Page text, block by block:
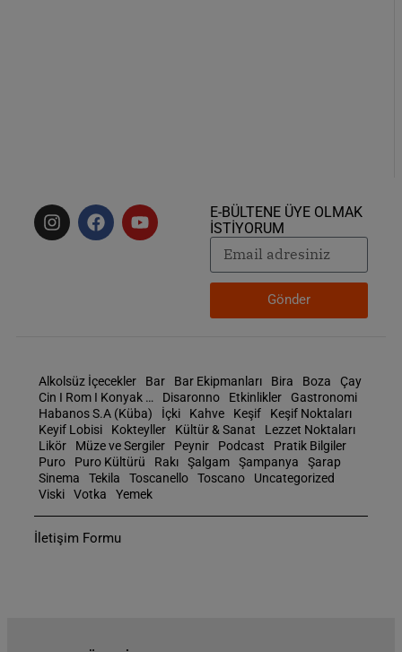
E-BÜLTENE ÜYE OLMAK
İSTİYORUM
Gönder
Alkolsüz İçecekler Bar Bar Ekipmanları Bira Boza
Çay
Cin I Rom I Konyak …
Disaronno Etkinlikler
Gastronomi
Habanos S.A (Küba)
İçki Kahve Keşif
Keşif Noktaları
Keyif Lobisi
Kokteyller Kültür & Sanat
Lezzet Noktaları
Likör
Müze ve Sergiler Peynir Podcast
Pratik Bilgiler
Puro
Puro Kültürü Rakı Şalgam Şampanya
Şarap
Sinema
Tekila Toscanello Toscano
Uncategorized
Viski
Votka Yemek
İletişim Formu